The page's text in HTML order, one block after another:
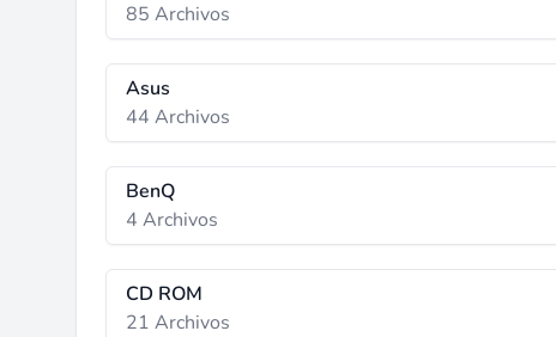
85 Archivos
Asus
44 Archivos
BenQ
4 Archivos
CD ROM
21 Archivos